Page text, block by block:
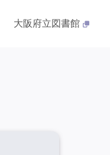
大阪府立図書館